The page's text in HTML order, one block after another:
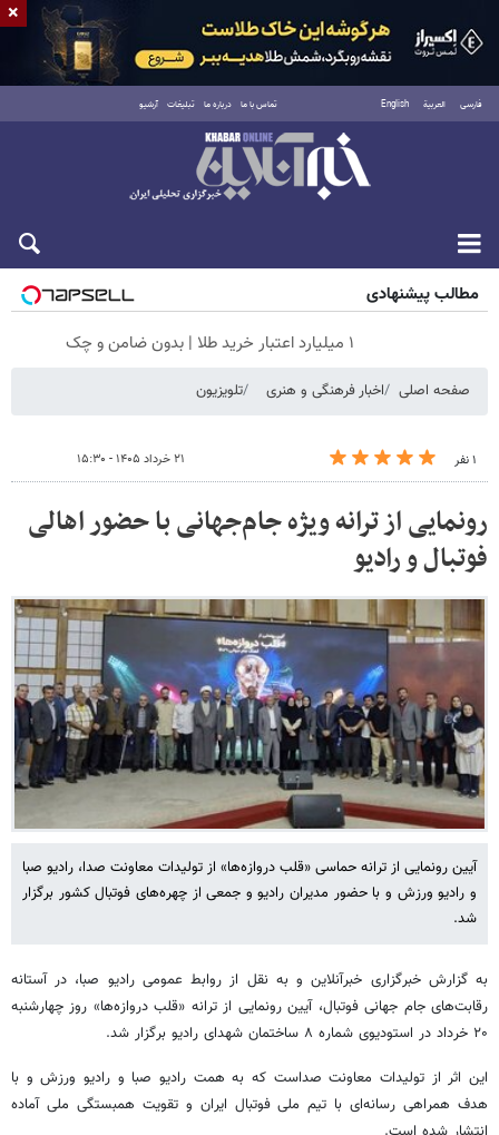
فارسی العربية English تماس با ما درباره ما تبلیغات آرشیو
جمعه ۱۶ مرداد ۱۴۰۵
مطالب پیشنهادی
۱ میلیارد اعتبار خرید طلا | بدون ضامن و چک
صفحه اصلی اخبار فرهنگی و هنری تلویزیون
۱ نفر ۲۱ خرداد ۱۴۰۵ - ۱۵:۳۰
رونمایی از ترانه ویژه جام‌جهانی با حضور اهالی
فوتبال و رادیو
آیین رونمایی از ترانه حماسی «قلب دروازه‌ها» از تولیدات معاونت صدا، رادیو صبا
و رادیو ورزش و با حضور مدیران رادیو و جمعی از چهره‌های فوتبال کشور برگزار
شد.
به گزارش خبرگزاری خبرآنلاین و به نقل از روابط عمومی رادیو صبا، در آستانه
رقابت‌های جام جهانی فوتبال، آیین رونمایی از ترانه «قلب دروازه‌ها» روز چهارشنبه
۲۰ خرداد در استودیوی شماره ۸ ساختمان شهدای رادیو برگزار شد.
این اثر از تولیدات معاونت صداست که به همت رادیو صبا و رادیو ورزش و با
هدف همراهی رسانه‌ای با تیم ملی فوتبال ایران و تقویت همبستگی ملی آماده
×